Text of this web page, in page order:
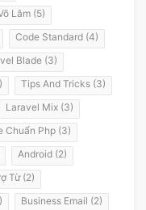
Lâm (5)
Code Standard (4)
Blade (3)
Tips And Tricks (3)
Laravel Mix (3)
Chuẩn Php (3)
Android (2)
Từ (2)
Business Email (2)